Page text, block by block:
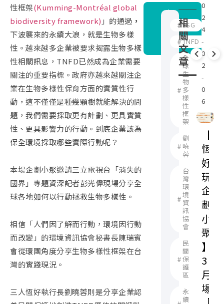
性框架(Kumming-Montréal global
biodiversity framework) 」的通過 ，
下波襲來的永續大浪，就是生物多樣
性。越來越多企業被要求揭露生物多樣
性相關訊息，TNFD已然成為企業需要
關注的重要指標。政府亦越來越關注企
業在生物多樣性保育方面的實質性行
動，這不僅僅是種幾顆樹就能解決的問
題，我們需要採取更有計劃、更具實質
性、更具影響力的行動。到底企業該為
保全環境採取哪些實際行動呢？
本場企劃小聚邀請三立電視台「消失的
國界」專題資深記者彭光偉現場分享全
球各地如何以行動拯救生物多樣性。
相信「人們因了解而行動，環境因行動
而改變」的環境資訊協會秘書長陳瑞賓
會從環團角度分享生物多樣性框架在台
灣的實踐現況。
三人恆好執行長劉曉蓉則是分享企業認
報
ESG
TNFD
全
球
生
物
多
樣
性
框
架
劉
曉
蓉
台
灣
環
境
資
訊
協
會
民
間
保
護
區
永
續
相
關
文
章
0
2
4
-
0
2
-
0
6
【
恆
好
玩
企
劃
小
聚
】
3
月
場